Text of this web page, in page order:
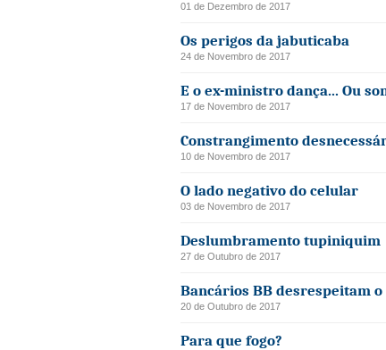
01 de Dezembro de 2017
Os perigos da jabuticaba
24 de Novembro de 2017
E o ex-ministro dança... Ou
17 de Novembro de 2017
Constrangimento
10 de Novembro de 2017
O lado negativo do celular
03 de Novembro de 2017
Deslumbramento tupiniquim
27 de Outubro de 2017
Bancários BB desrespeitam
20 de Outubro de 2017
Para que fogo?